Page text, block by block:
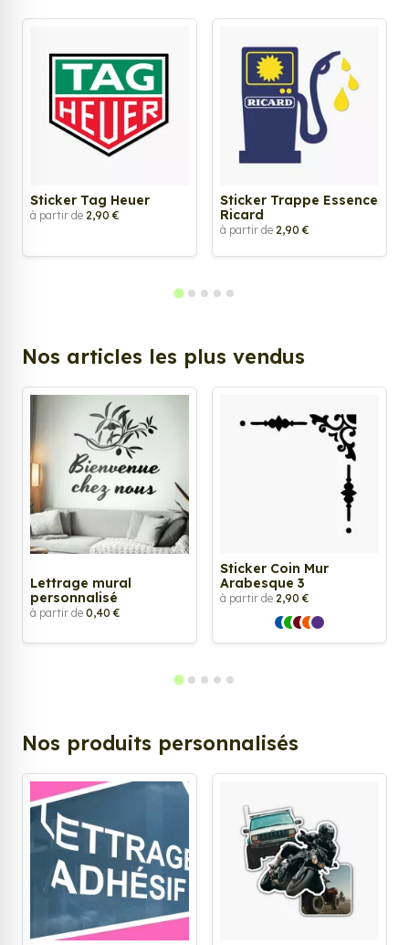
Sticker Tag Heuer
à partir de 2,90 €
Sticker Trappe Essence
Ricard
à partir de 2,90 €
Nos articles les plus vendus
Lettrage mural
personnalisé
à partir de 0,40 €
Sticker Coin Mur
Arabesque 3
à partir de 2,90 €
Nos produits personnalisés